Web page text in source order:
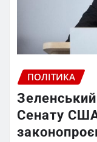
ПОЛІТИКА
Сенату